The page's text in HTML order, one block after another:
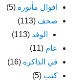
اقوال مأثوره (5)
صحف (113)
الوفد (113)
عام (11)
في الذاكره (16)
كتب (5)